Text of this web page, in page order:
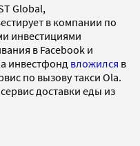
Global,
в компании по
инвестициями
в Facebook и
инвестфонд вложился в
по вызову такси Ola.
доставки еды из